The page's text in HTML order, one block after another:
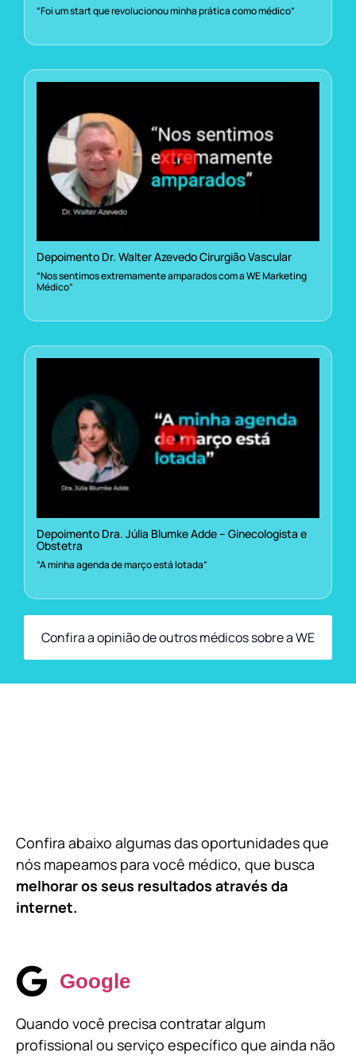
“Foi um start que revolucionou minha prática como médico”
Depoimento Dr. Walter Azevedo Cirurgião Vascular
“Nos sentimos extremamente amparados com a WE Marketing
Médico”
Depoimento Dra. Júlia Blumke Adde – Ginecologista e
Obstetra
“A minha agenda de março está lotada”
Confira a opinião de outros médicos sobre a WE
Confira abaixo algumas das oportunidades que
nós mapeamos para você médico, que busca
melhorar os seus resultados através da
internet.
Google
Quando você precisa contratar algum
profissional ou serviço específico que ainda não